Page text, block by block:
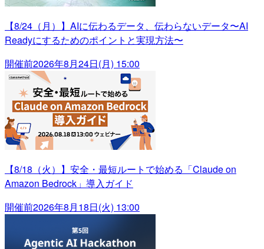
【8/24（月）】AIに伝わるデータ、伝わらないデータ〜AI
Readyにするためのポイントと実現方法〜
開催前2026年8月24日(月) 15:00
【8/18（火）】安全・最短ルートで始める「Claude on
Amazon Bedrock」導入ガイド
開催前2026年8月18日(火) 13:00